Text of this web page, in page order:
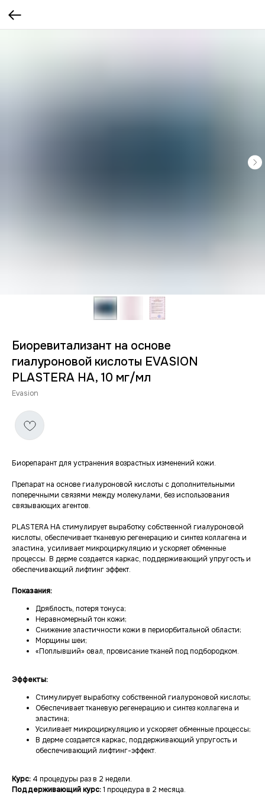
Биоревитализант на основе
гиалуроновой кислоты EVASION
PLASTERA HA, 10 мг/мл
Evasion
Биорепарант для устранения возрастных изменений кожи.
Препарат на основе гиалуроновой кислоты с дополнительными
поперечными связями между молекулами, без использования
связывающих агентов.
PLASTERA HA стимулирует выработку собственной гиалуроновой
кислоты, обеспечивает тканевую регенерацию и синтез коллагена и
эластина, усиливает микроциркуляцию и ускоряет обменные
процессы. В дерме создается каркас, поддерживающий упругость и
обеспечивающий лифтинг эффект.
Показания:
Дряблость, потеря тонуса;
Неравномерный тон кожи;
Снижение эластичности кожи в периорбитальной области;
Морщины шеи;
«Поплывший» овал, провисание тканей под подбородком.
Эффекты:
Стимулирует выработку собственной гиалуроновой кислоты;
Обеспечивает тканевую регенерацию и синтез коллагена и
эластина;
Усиливает микроциркуляцию и ускоряет обменные процессы;
В дерме создается каркас, поддерживающий упругость и
обеспечивающий лифтинг-эффект.
Курс: 4 процедуры раз в 2 недели.
Поддерживающий курс:1 процедура в 2 месяца.